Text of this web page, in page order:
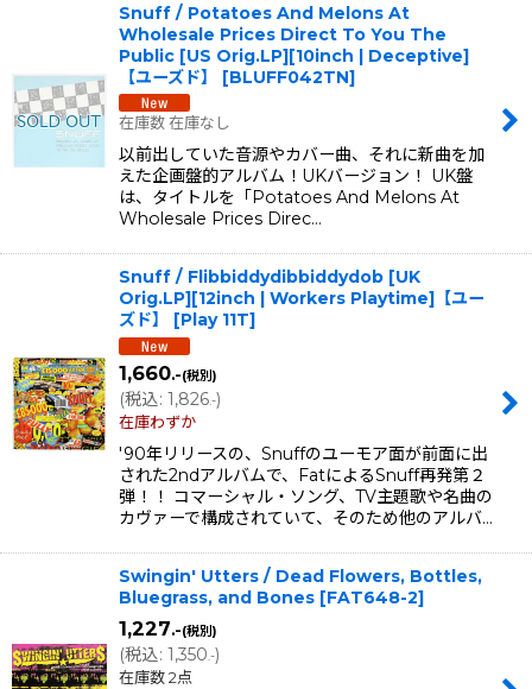
Snuff / Potatoes And Melons At
Wholesale Prices Direct To You The
Public [US Orig.LP][10inch | Deceptive]
【ユーズド】
[BLUFF042TN]
在庫数 在庫なし
以前出していた音源やカバー曲、それに新曲を加
えた企画盤的アルバム！UKバージョン！ UK盤
は、タイトルを「Potatoes And Melons At
Wholesale Prices Direc…
Snuff / Flibbiddydibbiddydob [UK
Orig.LP][12inch | Workers Playtime]【ユー
ズド】
[Play 11T]
1,660.-(税別)
(税込: 1,826.-)
在庫わずか
'90年リリースの、Snuffのユーモア面が前面に出
された2ndアルバムで、FatによるSnuff再発第２
弾！！ コマーシャル・ソング、TV主題歌や名曲の
カヴァーで構成されていて、そのため他のアルバ…
Swingin' Utters / Dead Flowers, Bottles,
Bluegrass, and Bones [FAT648-2]
1,227.-(税別)
(税込: 1,350.-)
在庫数 2点